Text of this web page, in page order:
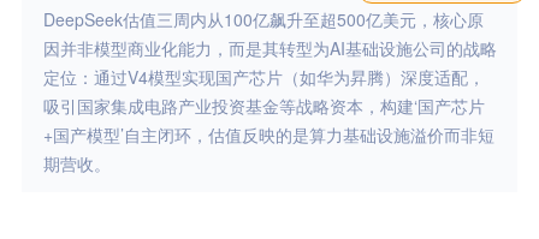
DeepSeek估值三周内从100亿飙升至超500亿美元，核心原
因并非模型商业化能力，而是其转型为AI基础设施公司的战略
定位：通过V4模型实现国产芯片（如华为昇腾）深度适配，
吸引国家集成电路产业投资基金等战略资本，构建‘国产芯片
+国产模型’自主闭环，估值反映的是算力基础设施溢价而非短
期营收。